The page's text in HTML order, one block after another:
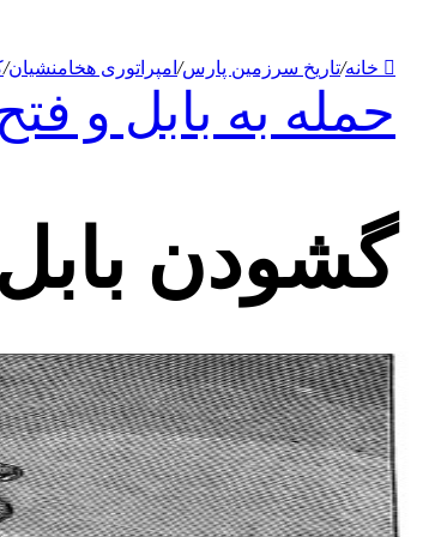
خانه/تاریخ سرزمین پارس/ امپراتوری هخامنشیان/
حمله به بابل و
گشودن